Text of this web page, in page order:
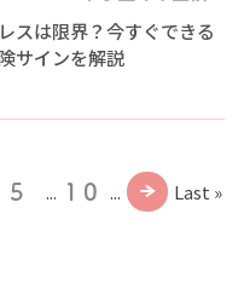
スは限界？今すぐできる
サインを解説
5 ... 10 ... Last »